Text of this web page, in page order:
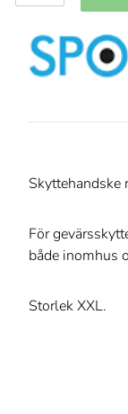
Skyttehandske
För
både inomhus
Storlek XXL.